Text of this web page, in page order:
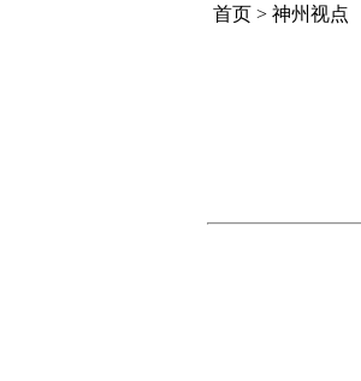
首页 > 神州视点